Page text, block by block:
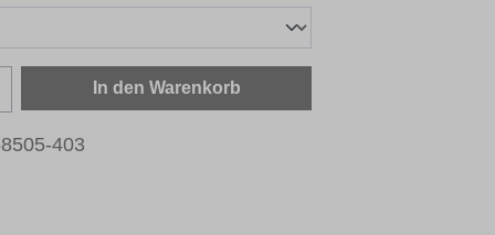
Gib den gewünschten Wert ein
In den Warenkorb
403